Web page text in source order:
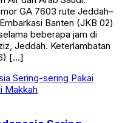
GA 7603 rute Jeddah–
Banten (JKB 02)
beberapa jam di
Jeddah. Keterlambatan
[…]